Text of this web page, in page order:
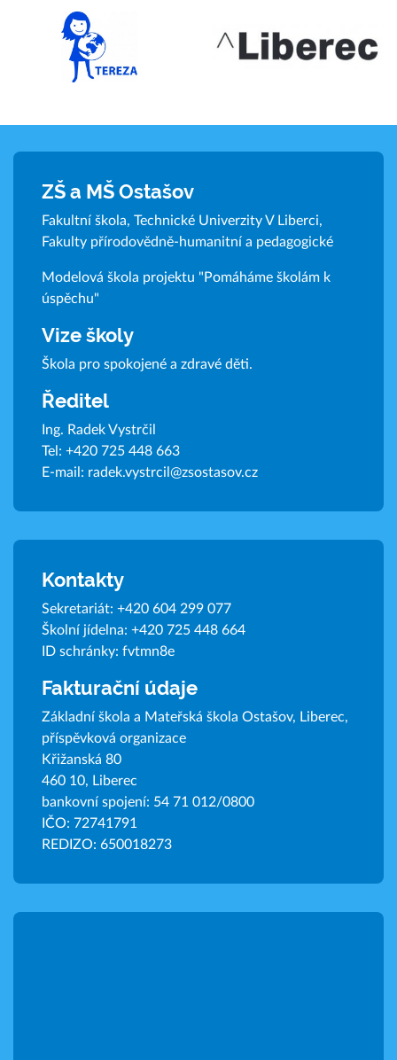
ZŠ a MŠ Ostašov
Fakultní škola, Technické Univerzity V Liberci,
Fakulty přírodovědně-humanitní a pedagogické
Modelová škola projektu "Pomáháme školám k
úspěchu"
Vize školy
Škola pro spokojené a zdravé děti.
Ředitel
Ing. Radek Vystrčil
Tel: +420 725 448 663
E-mail: radek.vystrcil@zsostasov.cz
Kontakty
Sekretariát: +420 604 299 077
Školní jídelna: +420 725 448 664
ID schránky: fvtmn8e
Fakturační údaje
Základní škola a Mateřská škola Ostašov, Liberec,
příspěvková organizace
Křižanská 80
460 10, Liberec
bankovní spojení: 54 71 012/0800
IČO: 72741791
REDIZO: 650018273